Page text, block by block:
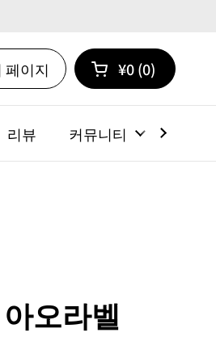
페이지 카트 열기
쇼핑 카트 총계:
¥0 0
카트 내에 제품
리뷰 커뮤니티
오라벨